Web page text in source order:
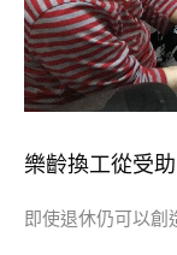
樂齡換工從受
即使退休仍可以創